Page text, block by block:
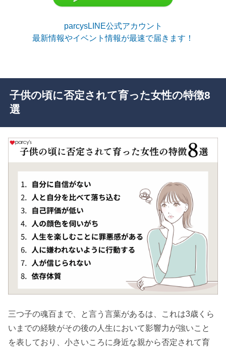
parcysLINE公式アカウント
最新情報やイベント情報が最速で届きます！
子供の頃に否定されて育った女性の特徴8
選
三つ子の魂百まで、と言う言葉があるは、これは3歳くら
いまでの経験がその後の人生において影響力が強いこと
を表しており、小さいころに身近な親から否定されて育